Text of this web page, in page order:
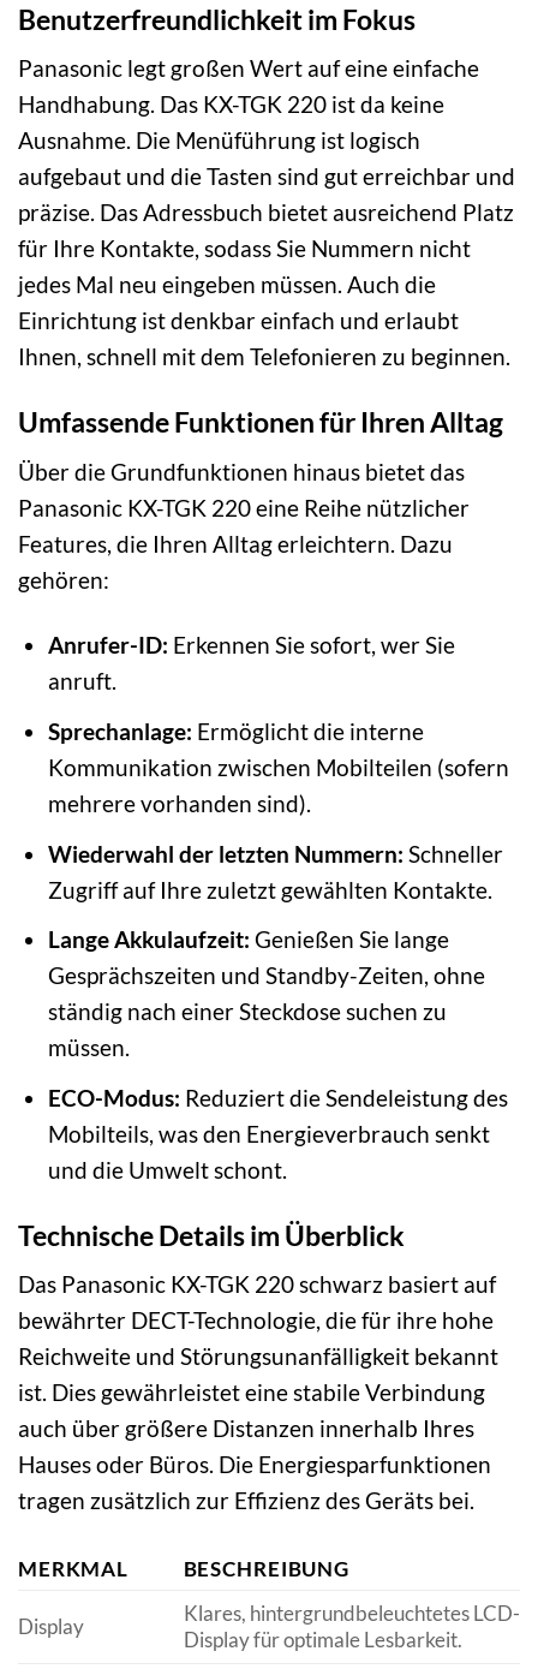
Benutzerfreundlichkeit im Fokus
Panasonic legt großen Wert auf eine einfache
Handhabung. Das KX-TGK 220 ist da keine
Ausnahme. Die Menüführung ist logisch
aufgebaut und die Tasten sind gut erreichbar und
präzise. Das Adressbuch bietet ausreichend Platz
für Ihre Kontakte, sodass Sie Nummern nicht
jedes Mal neu eingeben müssen. Auch die
Einrichtung ist denkbar einfach und erlaubt
Ihnen, schnell mit dem Telefonieren zu beginnen.
Umfassende Funktionen für Ihren Alltag
Über die Grundfunktionen hinaus bietet das
Panasonic KX-TGK 220 eine Reihe nützlicher
Features, die Ihren Alltag erleichtern. Dazu
gehören:
Anrufer-ID: Erkennen Sie sofort, wer Sie
anruft.
Sprechanlage: Ermöglicht die interne
Kommunikation zwischen Mobilteilen (sofern
mehrere vorhanden sind).
Wiederwahl der letzten Nummern: Schneller
Zugriff auf Ihre zuletzt gewählten Kontakte.
Lange Akkulaufzeit: Genießen Sie lange
Gesprächszeiten und Standby-Zeiten, ohne
ständig nach einer Steckdose suchen zu
müssen.
ECO-Modus: Reduziert die Sendeleistung des
Mobilteils, was den Energieverbrauch senkt
und die Umwelt schont.
Technische Details im Überblick
Das Panasonic KX-TGK 220 schwarz basiert auf
bewährter DECT-Technologie, die für ihre hohe
Reichweite und Störungsunanfälligkeit bekannt
ist. Dies gewährleistet eine stabile Verbindung
auch über größere Distanzen innerhalb Ihres
Hauses oder Büros. Die Energiesparfunktionen
tragen zusätzlich zur Effizienz des Geräts bei.
MERKMAL BESCHREIBUNG
Display
Klares, hintergrundbeleuchtetes LCD-
Display für optimale Lesbarkeit.